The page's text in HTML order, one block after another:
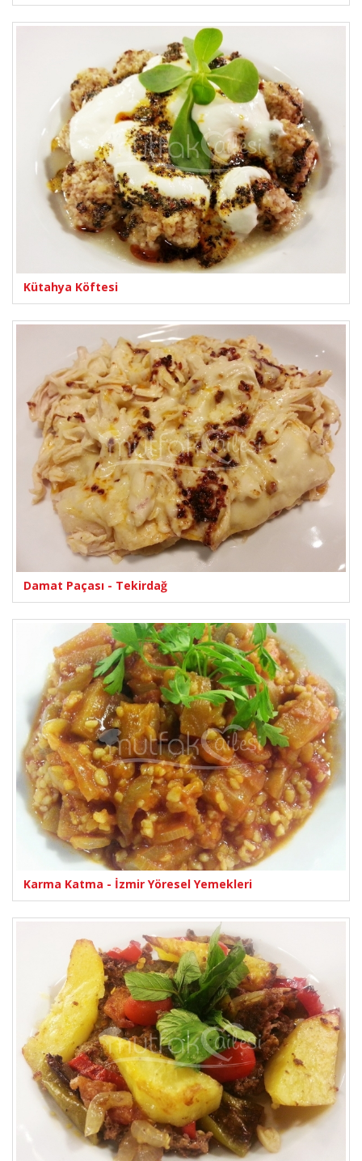
Kütahya Köftesi
Damat Paçası - Tekirdağ
Karma Katma - İzmir Yöresel Yemekleri